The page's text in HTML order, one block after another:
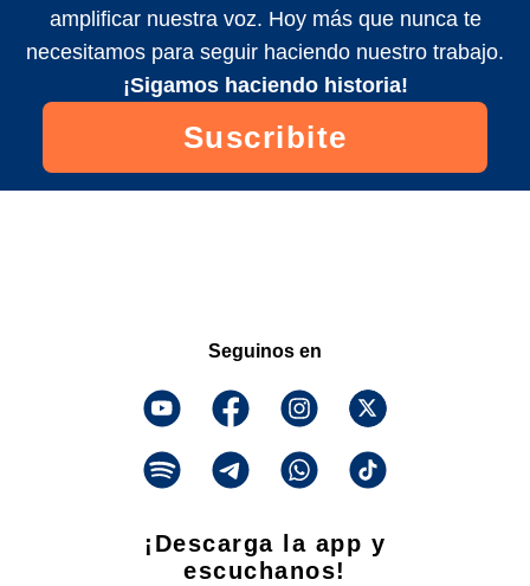
amplificar nuestra voz. Hoy más que nunca te
necesitamos para seguir haciendo nuestro trabajo.
¡Sigamos haciendo historia!
Suscribite
Seguinos en
¡Descarga la app y
escuchanos!